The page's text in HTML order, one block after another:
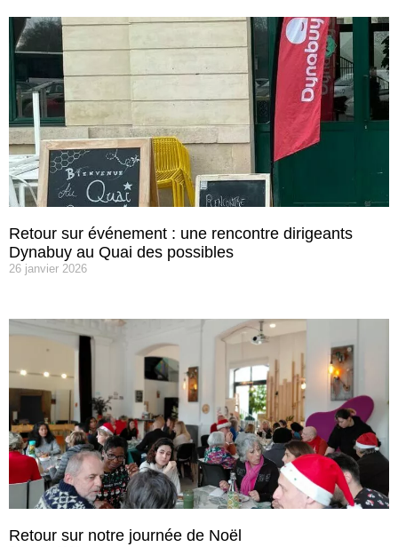
Retour sur événement : une rencontre dirigeants
Dynabuy au Quai des possibles
26 janvier 2026
Retour sur notre journée de Noël